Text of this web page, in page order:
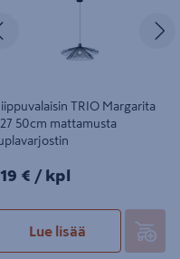
TRIO Margarita
50cm mattamusta
kpl
€ / kpl
Lue lisää